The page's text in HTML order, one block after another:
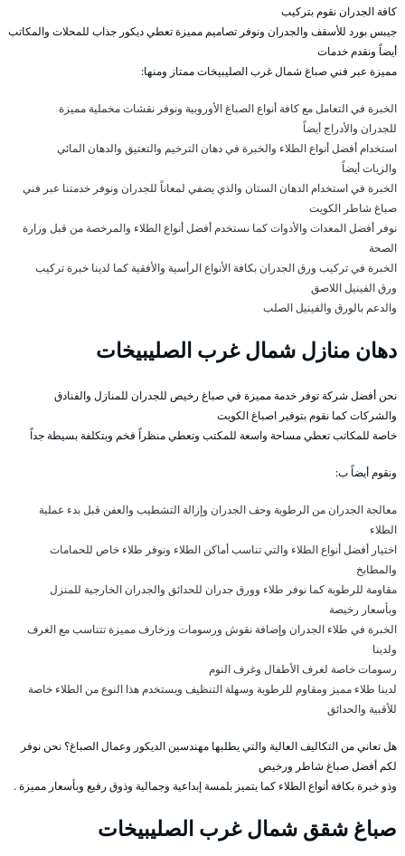
كافة الجدران نقوم بتركيب
جيبس بورد للأسقف والجدران ونوفر تصاميم مميزة تعطي ديكور جذاب للمحلات والمكاتب
أيضاً ونقدم خدمات
مميزة عبر فني صباغ شمال غرب الصليبيخات ممتاز ومنها:
الخبرة في التعامل مع كافة أنواع الصباغ الأوروبية ونوفر نقشات مخملية مميزة
للجدران والأدراج أيضاً
استخدام أفضل أنواع الطلاء والخبرة في دهان الترخيم والتعتيق والدهان المائي
والزيات أيضاً
الخبرة في استخدام الدهان الستان والذي يضفي لمعاناً للجدران ونوفر خدمتنا عبر فني
صباغ شاطر الكويت
نوفر أفضل المعدات والأدوات كما نستخدم أفضل أنواع الطلاء والمرخصة من قبل وزارة
الصحة
الخبرة في تركيب ورق الجدران بكافة الأنواع الرأسية والأفقية كما لدينا خبرة تركيب
ورق الفينيل اللاصق
والدعم بالورق والفينيل الصلب
دهان منازل شمال غرب الصليبيخات
نحن أفضل شركة توفر خدمة مميزة في صباغ رخيص للجدران للمنازل والفنادق
والشركات كما نقوم بتوفير اصباغ الكويت
خاصة للمكاتب تعطي مساحة واسعة للمكتب وتعطي منظراً فخم وبتكلفة بسيطة جداً
ونقوم أيضاً ب:
معالجة الجدران من الرطوبة وحف الجدران وإزالة التشطيب والعفن قبل بدء عملية
الطلاء
اختيار أفضل أنواع الطلاء والتي تناسب أماكن الطلاء ونوفر طلاء خاص للحمامات
والمطابخ
مقاومة للرطوبة كما نوفر طلاء وورق جدران للحدائق والجدران الخارجية للمنزل
وبأسعار رخيصة
الخبرة في طلاء الجدران وإضافة نقوش ورسومات وزخارف مميزة تتناسب مع الغرف
ولدينا
رسومات خاصة لغرف الأطفال وغرف النوم
لدينا طلاء مميز ومقاوم للرطوبة وسهلة التنظيف ويستخدم هذا النوع من الطلاء خاصة
للأقبية والحدائق
هل تعاني من التكاليف العالية والتي يطلبها مهندسين الديكور وعمال الصباغ؟ نحن نوفر
لكم أفضل صباغ شاطر ورخيص
وذو خبرة بكافة أنواع الطلاء كما يتميز بلمسة إبداعية وجمالية وذوق رفيع وبأسعار مميزة .
صباغ شقق شمال غرب الصليبيخات